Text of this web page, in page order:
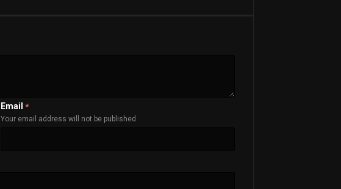
Email *
Your email address will not be published